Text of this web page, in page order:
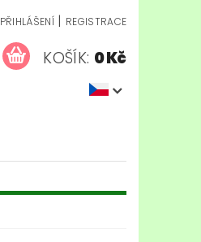
PŘIHLÁŠENÍ | REGISTRACE
KOŠÍK: 0 Kč